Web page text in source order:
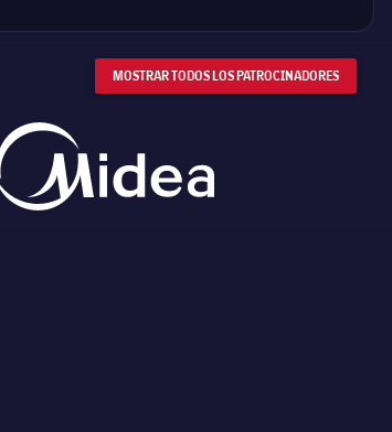
MOSTRAR TODOS LOS PATROCINADORES